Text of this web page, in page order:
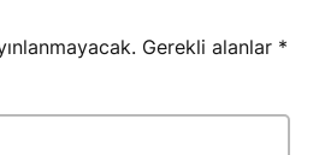
Gerekli alanlar *